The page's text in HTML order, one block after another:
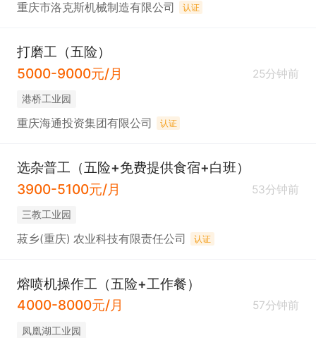
重庆市洛克斯机械制造有限公司 认证
打磨工（五险）
5000-9000元/月
25分钟前
港桥工业园
重庆海通投资集团有限公司 认证
选杂普工（五险+免费提供食宿+白班）
3900-5100元/月
53分钟前
三教工业园
菽乡(重庆) 农业科技有限责任公司 认证
熔喷机操作工（五险+工作餐）
4000-8000元/月
57分钟前
凤凰湖工业园